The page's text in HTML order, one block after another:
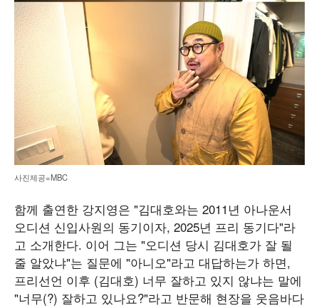
사진제공=MBC
함께 출연한 강지영은 "김대호와는 2011년 아나운서
오디션 신입사원의 동기이자, 2025년 프리 동기다"라
고 소개한다. 이어 그는 "오디션 당시 김대호가 잘 될
줄 알았냐"는 질문에 "아니오"라고 대답하는가 하면,
프리선언 이후 (김대호) 너무 잘하고 있지 않냐는 말에
"너무(?) 잘하고 있나요?"라고 반문해 현장을 웃음바다